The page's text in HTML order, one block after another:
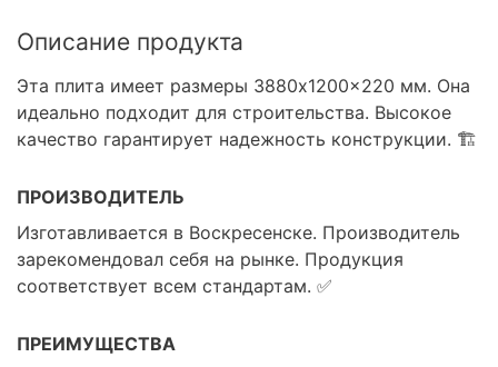
Описание продукта
Эта плита имеет размеры 3880x1200x220 мм. Она
идеально подходит для строительства. Высокое
качество гарантирует надежность конструкции. 🏗️
ПРОИЗВОДИТЕЛЬ
Изготавливается в Воскресенске. Производитель
зарекомендовал себя на рынке. Продукция
соответствует всем стандартам. ✅
ПРЕИМУЩЕСТВА